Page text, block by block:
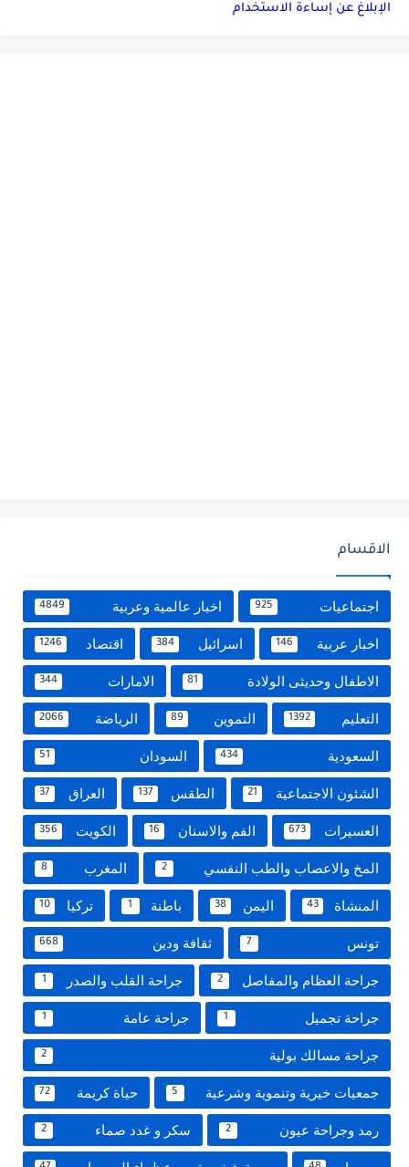
الإبلاغ عن إساءة الاستخدام
الاقسام
اجتماعيات 925 اخبار عالمية وعربية 4849
اخبار عربية 146 اسرائيل 384 اقتصاد 1246
الاطفال وحديثى الولادة 81 الامارات 344
التعليم 1392 التموين 89 الرياضة 2066
السعودية 434 السودان 51
الشئون الاجتماعية 21 الطقس 137 العراق 37
العسيرات 673 الفم والاسنان 16 الكويت 356
المخ والاعصاب والطب النفسي 2 المغرب 8
المنشاة 43 اليمن 38 باطنة 1 تركيا 10
تونس 7 ثقافة ودين 668
جراحة العظام والمفاصل 2 جراحة القلب والصدر 1
جراحة تجميل 1 جراحة عامة 1
جراحة مسالك بولية 2
جمعيات خيرية وتنموية وشرعية 5 حياة كريمة 72
رمد وجراحة عيون 2 سكر و غدد صماء 2